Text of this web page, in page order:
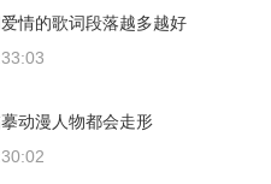
情的歌词段落越多越好
动漫人物都会走形